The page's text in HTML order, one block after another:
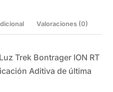
Valoraciones (0)
Trek Bontrager ION RT
Aditiva de última